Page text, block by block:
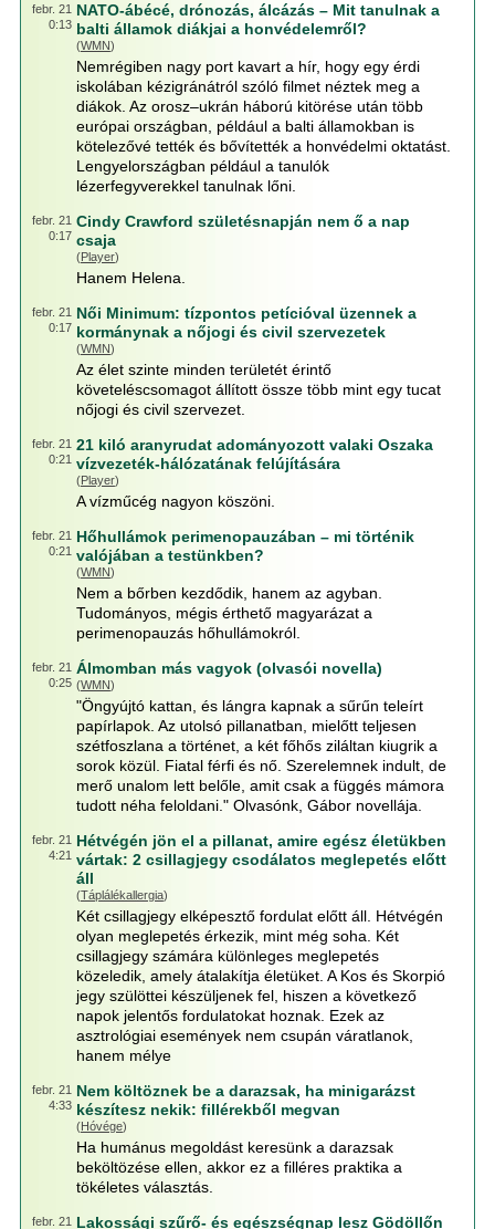
febr. 21
0:13
NATO-ábécé, drónozás, álcázás – Mit tanulnak a
balti államok diákjai a honvédelemről?
(WMN)
Nemrégiben nagy port kavart a hír, hogy egy érdi
iskolában kézigránátról szóló filmet néztek meg a
diákok. Az orosz–ukrán háború kitörése után több
európai országban, például a balti államokban is
kötelezővé tették és bővítették a honvédelmi oktatást.
Lengyelországban például a tanulók
lézerfegyverekkel tanulnak lőni.
febr. 21
0:17
Cindy Crawford születésnapján nem ő a nap
csaja
(Player)
Hanem Helena.
febr. 21
0:17
Női Minimum: tízpontos petícióval üzennek a
kormánynak a nőjogi és civil szervezetek
(WMN)
Az élet szinte minden területét érintő
követeléscsomagot állított össze több mint egy tucat
nőjogi és civil szervezet.
febr. 21
0:21
21 kiló aranyrudat adományozott valaki Oszaka
vízvezeték-hálózatának felújítására
(Player)
A vízműcég nagyon köszöni.
febr. 21
0:21
Hőhullámok perimenopauzában – mi történik
valójában a testünkben?
(WMN)
Nem a bőrben kezdődik, hanem az agyban.
Tudományos, mégis érthető magyarázat a
perimenopauzás hőhullámokról.
febr. 21
0:25
Álmomban más vagyok (olvasói novella)
(WMN)
"Öngyújtó kattan, és lángra kapnak a sűrűn teleírt
papírlapok. Az utolsó pillanatban, mielőtt teljesen
szétfoszlana a történet, a két főhős ziláltan kiugrik a
sorok közül. Fiatal férfi és nő. Szerelemnek indult, de
merő unalom lett belőle, amit csak a függés mámora
tudott néha feloldani." Olvasónk, Gábor novellája.
febr. 21
4:21
Hétvégén jön el a pillanat, amire egész életükben
vártak: 2 csillagjegy csodálatos meglepetés előtt
áll
(Táplálékallergia)
Két csillagjegy elképesztő fordulat előtt áll. Hétvégén
olyan meglepetés érkezik, mint még soha. Két
csillagjegy számára különleges meglepetés
közeledik, amely átalakítja életüket. A Kos és Skorpió
jegy szülöttei készüljenek fel, hiszen a következő
napok jelentős fordulatokat hoznak. Ezek az
asztrológiai események nem csupán váratlanok,
hanem mélye
febr. 21
4:33
Nem költöznek be a darazsak, ha minigarázst
készítesz nekik: fillérekből megvan
(Hóvége)
Ha humánus megoldást keresünk a darazsak
beköltözése ellen, akkor ez a filléres praktika a
tökéletes választás.
febr. 21 Lakossági szűrő- és egészségnap lesz Gödöllőn